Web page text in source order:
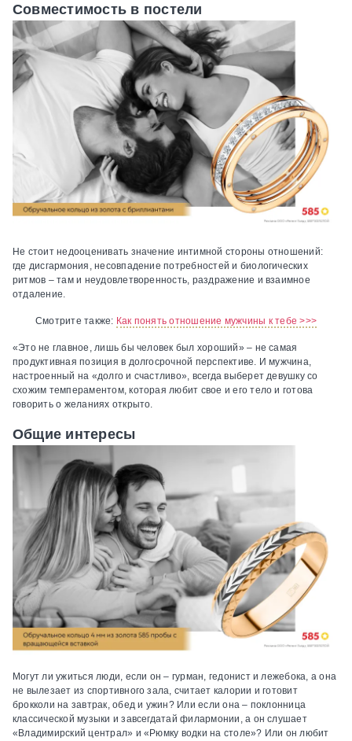
Совместимость в постели
Не стоит недооценивать значение интимной стороны отношений:
где дисгармония, несовпадение потребностей и биологических
ритмов – там и неудовлетворенность, раздражение и взаимное
отдаление.
Смотрите также: Как понять отношение мужчины к тебе >>>
«Это не главное, лишь бы человек был хороший» – не самая
продуктивная позиция в долгосрочной перспективе. И мужчина,
настроенный на «долго и счастливо», всегда выберет девушку со
схожим темпераментом, которая любит свое и его тело и готова
говорить о желаниях открыто.
Общие интересы
Могут ли ужиться люди, если он – гурман, гедонист и лежебока, а она
не вылезает из спортивного зала, считает калории и готовит
брокколи на завтрак, обед и ужин? Или если она – поклонница
классической музыки и завсегдатай филармонии, а он слушает
«Владимирский централ» и «Рюмку водки на столе»? Или он любит